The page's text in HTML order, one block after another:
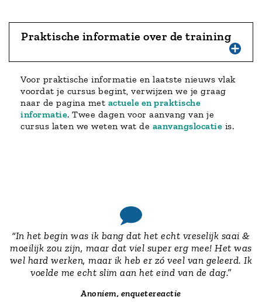
Praktische informatie over de training
Voor praktische informatie en laatste nieuws vlak
voordat je cursus begint, verwijzen we je graag
naar de pagina met actuele en praktische
informatie. Twee dagen voor aanvang van je
cursus laten we weten wat de aanvangslocatie is.
“In het begin was ik bang dat het echt vreselijk saai &
moeilijk zou zijn, maar dat viel super erg mee! Het was
wel hard werken, maar ik heb er zó veel van geleerd. Ik
voelde me echt slim aan het eind van de dag.”
Anoniem, enquetereactie